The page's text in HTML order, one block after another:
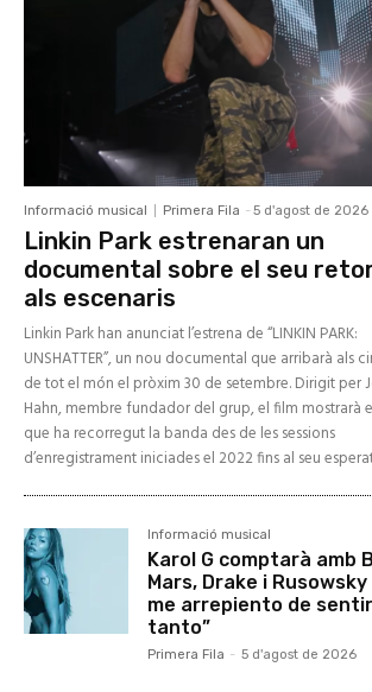
Informació musical Primera Fila - 5 d'agost de 2026
Linkin Park estrenaran un
documental sobre el seu
als escenaris
Linkin Park han anunciat l’estrena de “LINKIN PARK:
UNSHATTER”, un nou documental que arribarà als
de tot el món el pròxim 30 de setembre. Dirigit per
Hahn, membre fundador del grup, el film mostrarà
que ha recorregut la banda des de les sessions
d’enregistrament iniciades el 2022 fins al seu
Informació musical
Karol G comptarà amb
Mars, Drake i Rusowsky
me arrepiento de sentir
tanto”
Primera Fila - 5 d'agost de 2026